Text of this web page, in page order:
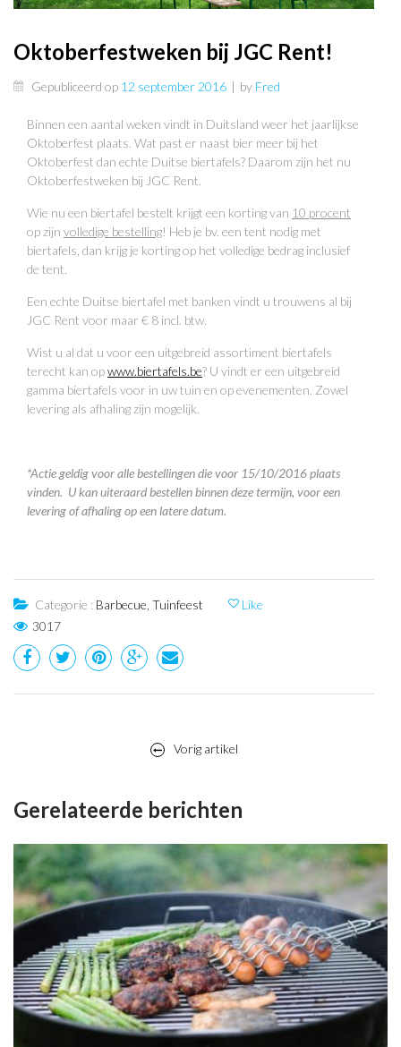
Oktoberfestweken bij JGC Rent!
Gepubliceerd op 12 september 2016 | by Fred
Binnen een aantal weken vindt in Duitsland weer het jaarlijkse
Oktoberfest plaats. Wat past er naast bier meer bij het
Oktoberfest dan echte Duitse biertafels? Daarom zijn het nu
Oktoberfestweken bij JGC Rent.
Wie nu een biertafel bestelt krijgt een korting van 10 procent
op zijn volledige bestelling! Heb je bv. een tent nodig met
biertafels, dan krijg je korting op het volledige bedrag inclusief
de tent.
Een echte Duitse biertafel met banken vindt u trouwens al bij
JGC Rent voor maar € 8 incl. btw.
Wist u al dat u voor een uitgebreid assortiment biertafels
terecht kan opwww.biertafels.be? U vindt er een uitgebreid
gamma biertafels voor in uw tuin en op evenementen. Zowel
levering als afhaling zijn mogelijk.
*Actie geldig voor alle bestellingen die voor 15/10/2016 plaats
vinden. U kan uiteraard bestellen binnen deze termijn, voor een
levering of afhaling op een latere datum.
Categorie : Barbecue Tuinfeest
Like
3017
Vorig artikel
Gerelateerde berichten